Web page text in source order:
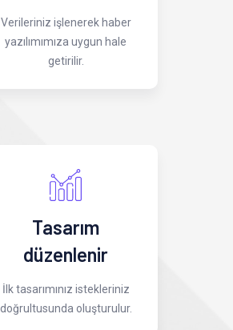
Verileriniz işlenerek haber
yazılımımıza uygun hale
getirilir.
Tasarım
düzenlenir
İlk tasarımınız istekleriniz
doğrultusunda oluşturulur.